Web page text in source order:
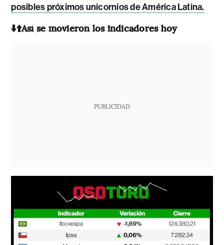
posibles próximos unicornios de América Latina.
⬇️⬆️Así se movieron los indicadores hoy
PUBLICIDAD